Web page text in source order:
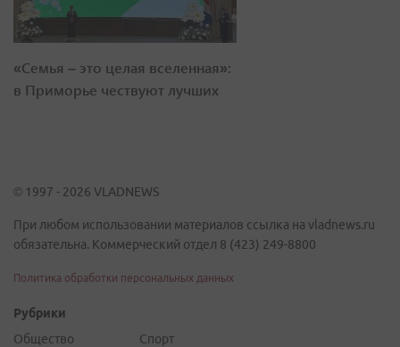
«Семья – это целая вселенная»:
в Приморье чествуют лучших
© 1997 - 2026 VLADNEWS
При любом использовании материалов ссылка на vladnews.ru
обязательна. Коммерческий отдел 8 (423) 249-8800
Политика обработки персональных данных
Рубрики
Общество
Спорт